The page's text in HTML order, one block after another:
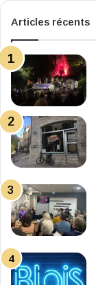
Articles récents